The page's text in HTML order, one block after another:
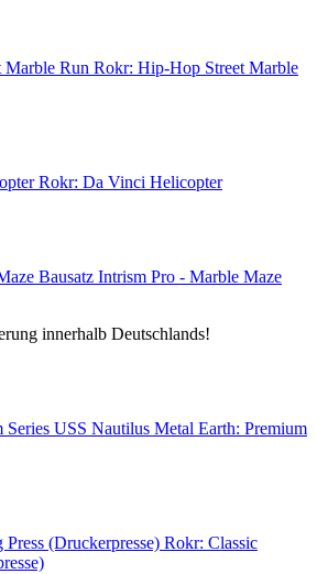
Rokr: Hip-Hop Street Marble
Rokr: Da Vinci Helicopter
Intrism Pro - Marble Maze
innerhalb Deutschlands!
Metal Earth: Premium
Rokr: Classic